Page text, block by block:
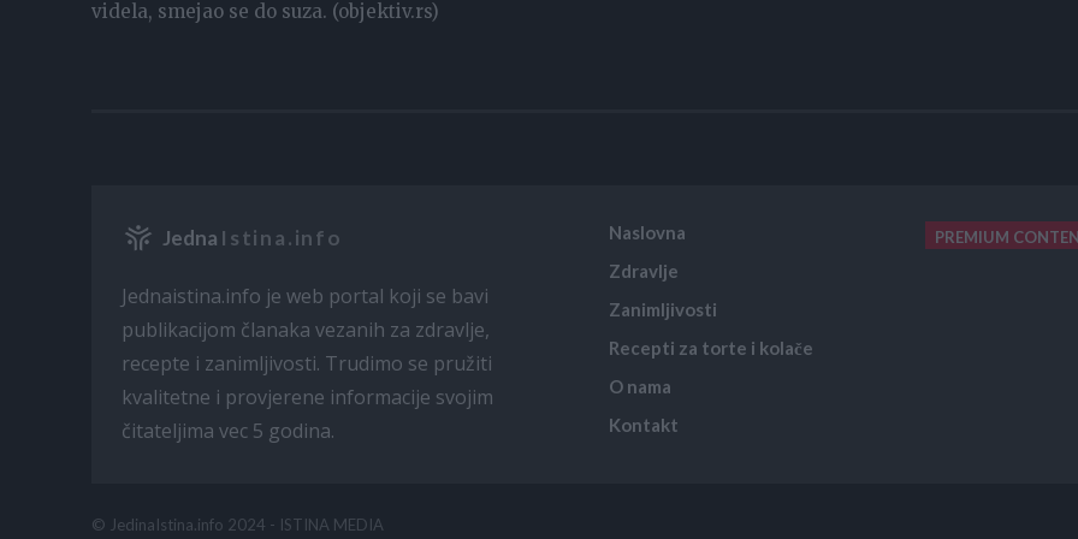
videla, smejao se do suza. (objektiv.rs)
Jedna Istina.info
Jednaistina.info je web portal koji se bavi
publikacijom članaka vezanih za zdravlje,
recepte i zanimljivosti. Trudimo se pružiti
kvalitetne i provjerene informacije svojim
čitateljima vec 5 godina.
Naslovna
Zdravlje
Zanimljivosti
Recepti za torte i kolače
O nama
Kontakt
PREMIUM
© JedinaIstina.info 2024 - ISTINA MEDIA